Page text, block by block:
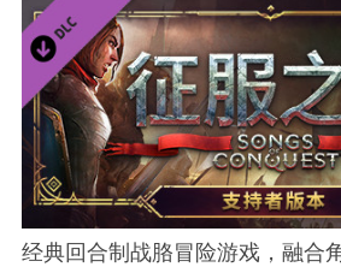
基于wordpress开发
更新 商城
经典回合制战胳冒险游戏，融合